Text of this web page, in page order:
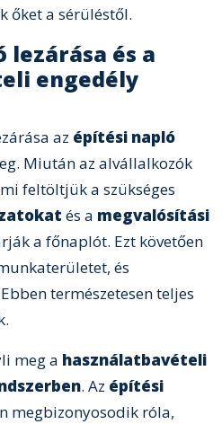
őket a sérüléstől.
lezárása és a
engedély
az építési napló
Miután az alvállalkozók
feltöltjük a szükséges
és a megvalósítási
a főnaplót. Ezt követően
és
természetesen teljes
meg a használatbavételi
. Az építési
megbizonyosodik róla,